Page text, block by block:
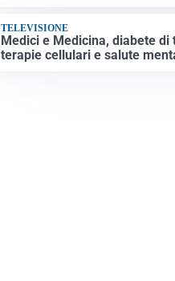
TELEVISIONE
Medici e Medicina, diabete di
terapie cellulari e salute